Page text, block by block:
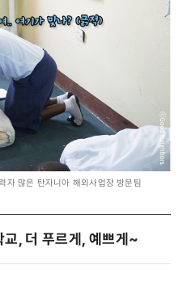
자 많은 탄자니아 해외사업장 방문팀
, 더 푸르게, 예쁘게~